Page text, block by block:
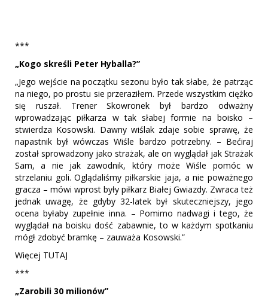
***
„Kogo skreśli Peter Hyballa?”
„Jego wejście na początku sezonu było tak słabe, że patrząc
na niego, po prostu sie przeraziłem. Przede wszystkim ciężko
się ruszał. Trener Skowronek był bardzo odważny
wprowadzając piłkarza w tak słabej formie na boisko –
stwierdza Kosowski. Dawny wiślak zdaje sobie sprawę, że
napastnik był wówczas Wiśle bardzo potrzebny. – Bećiraj
został sprowadzony jako strażak, ale on wyglądał jak Strażak
Sam, a nie jak zawodnik, który może Wiśle pomóc w
strzelaniu goli. Oglądaliśmy piłkarskie jaja, a nie poważnego
gracza – mówi wprost były piłkarz Białej Gwiazdy. Zwraca też
jednak uwagę, że gdyby 32-latek był skuteczniejszy, jego
ocena byłaby zupełnie inna. – Pomimo nadwagi i tego, że
wyglądał na boisku dość zabawnie, to w każdym spotkaniu
mógł zdobyć bramkę – zauważa Kosowski.”
Więcej TUTAJ
***
„Zarobili 30 milionów”